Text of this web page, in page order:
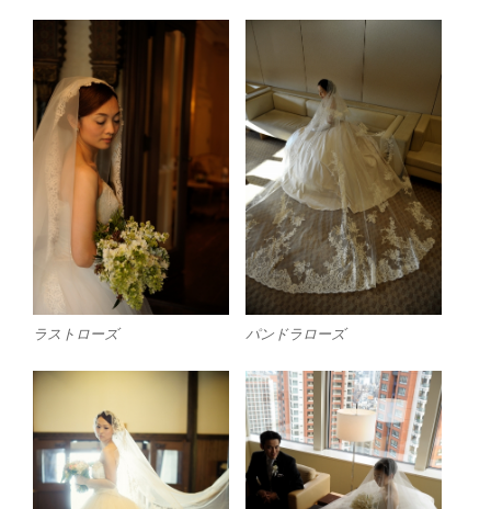
ラストローズ パンドラローズ